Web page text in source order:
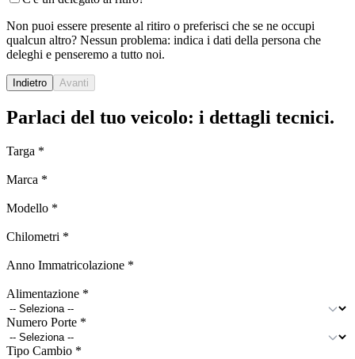
Non puoi essere presente al ritiro o preferisci che se ne occupi
qualcun altro? Nessun problema: indica i dati della persona che
deleghi e penseremo a tutto noi.
Indietro Avanti
Parlaci del tuo veicolo: i dettagli tecnici.
Targa *
Marca *
Modello *
Chilometri *
Anno Immatricolazione *
Alimentazione *
Numero Porte *
Tipo Cambio *